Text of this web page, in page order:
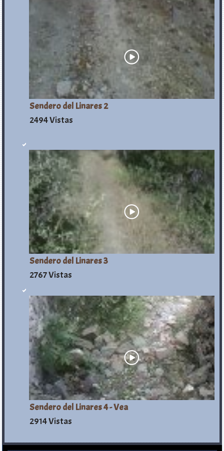
Sendero del Linares 2
2494 Vistas
Sendero del Linares 3
2767 Vistas
Sendero del Linares 4 - Vea
2914 Vistas